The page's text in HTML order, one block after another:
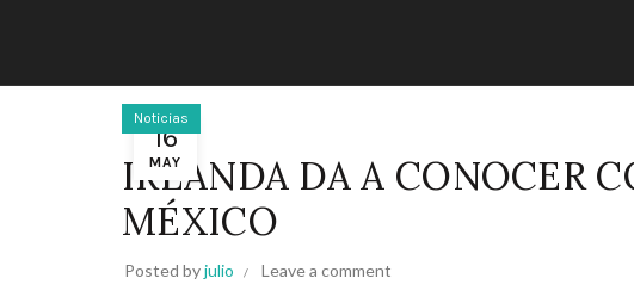
16
MAY
Noticias
IRLANDA DA A CONOCER
MÉXICO
Posted byjulio Leave a comment